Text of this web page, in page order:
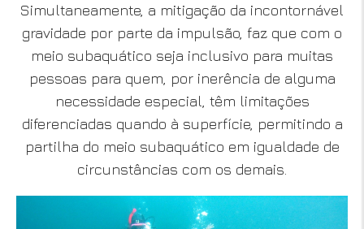
Simultaneamente, a mitigação da incontornável
gravidade por parte da impulsão, faz que com o
meio subaquático seja inclusivo para muitas
pessoas para quem, por inerência de alguma
necessidade especial, têm limitações
diferenciadas quando à superfície, permitindo a
partilha do meio subaquático em igualdade de
circunstâncias com os demais.